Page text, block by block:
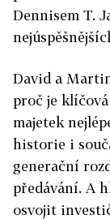
Dennisem T.
David a
proč je
majetek
historie i
generační
předávání. A
osvojit